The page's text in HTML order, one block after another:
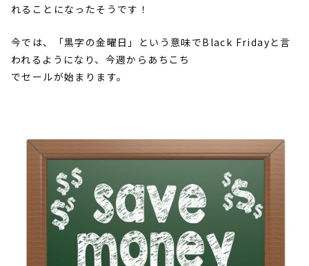
れることになったそうです！
今では、「黒字の金曜日」という意味でBlack Fridayと言
われるようになり、今週からあちこち
でセールが始まります。